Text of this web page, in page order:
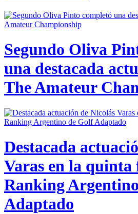
Segundo Oliva
una destacada
The Amateur
Destacada
Varas en la quinta
Ranking
Adaptado